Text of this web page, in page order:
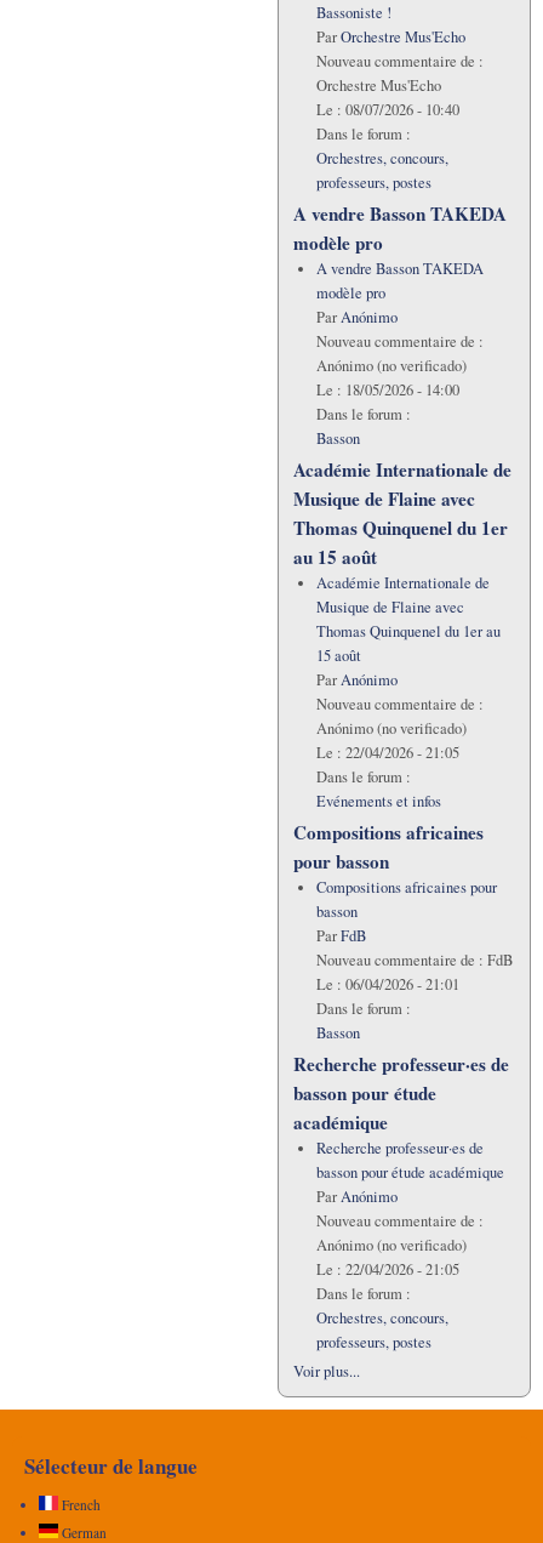
Bassoniste !
ParOrchestre Mus'Echo
Nouveau commentaire de :
Orchestre Mus'Echo
Le : 08/07/2026 - 10:40
Dans le forum :
Orchestres, concours,
professeurs, postes
A vendre Basson TAKEDA
modèle pro
A vendre Basson TAKEDA
modèle pro
ParAnónimo
Nouveau commentaire de :
Anónimo (no verificado)
Le : 18/05/2026 - 14:00
Dans le forum :
Basson
Académie Internationale de
Musique de Flaine avec
Thomas Quinquenel du 1er
au 15 août
Académie Internationale de
Musique de Flaine avec
Thomas Quinquenel du 1er au
15 août
ParAnónimo
Nouveau commentaire de :
Anónimo (no verificado)
Le : 22/04/2026 - 21:05
Dans le forum :
Evénements et infos
Compositions africaines
pour basson
Compositions africaines pour
basson
ParFdB
Nouveau commentaire de : FdB
Le : 06/04/2026 - 21:01
Dans le forum :
Basson
Recherche professeur·es de
basson pour étude
académique
Recherche professeur·es de
basson pour étude académique
ParAnónimo
Nouveau commentaire de :
Anónimo (no verificado)
Le : 22/04/2026 - 21:05
Dans le forum :
Orchestres, concours,
professeurs, postes
Voir plus...
Sélecteur de langue
French
German